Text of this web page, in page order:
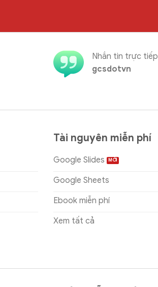
Nhắn tin trực tiếp
gcsdotvn
Tài nguyên miễn phí
Google Slides
Google Sheets
Ebook miễn phí
Xem tất cả